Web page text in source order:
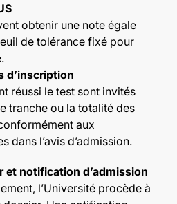
obtenir une note égale
de tolérance fixé pour
d’inscription
réussi le test sont invités
tranche ou la totalité des
aux
dans l’avis d’admission.
et notification d’admission
l’Université procède à